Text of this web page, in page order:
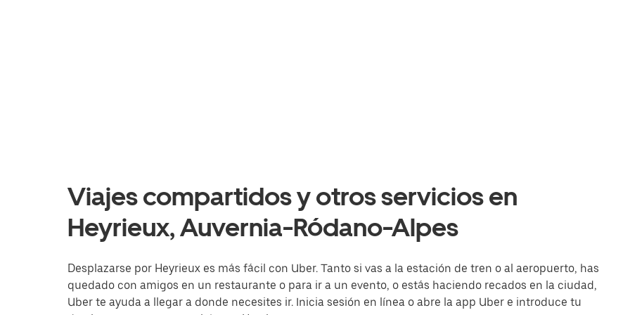
Viajes compartidos y otros servicios en
Heyrieux, Auvernia-Ródano-Alpes
Desplazarse por Heyrieux es más fácil con Uber. Tanto si vas a la estación de tren o al aeropuerto, has
quedado con amigos en un restaurante o para ir a un evento, o estás haciendo recados en la ciudad,
Uber te ayuda a llegar a donde necesites ir. Inicia sesión en línea o abre la app Uber e introduce tu